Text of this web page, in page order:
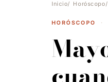
Inicio Horóscopo
HORÓSCOPO ·